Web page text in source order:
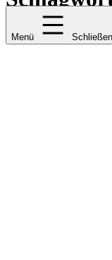
Menü Schließen
MINI MAIS PLUS